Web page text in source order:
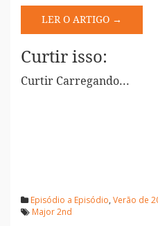
LER O ARTIGO →
Curtir isso:
Curtir Carregando...
Episódio a Episódio, Verão de
Major 2nd